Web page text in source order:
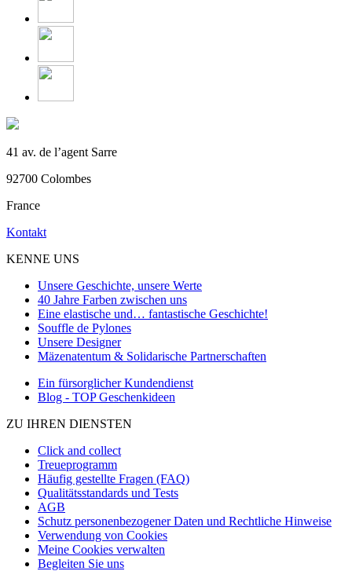
41 av. de l’agent Sarre
92700 Colombes
France
Kontakt
KENNE UNS
Unsere Geschichte, unsere Werte
40 Jahre Farben zwischen uns
Eine elastische und… fantastische Geschichte!
Souffle de Pylones
Unsere Designer
Mäzenatentum & Solidarische Partnerschaften
Ein fürsorglicher Kundendienst
Blog - TOP Geschenkideen
ZU IHREN DIENSTEN
Click and collect
Treueprogramm
Häufig gestellte Fragen (FAQ)
Qualitätsstandards und Tests
AGB
Schutz personenbezogener Daten und Rechtliche Hinweise
Verwendung von Cookies
Meine Cookies verwalten
Begleiten Sie uns